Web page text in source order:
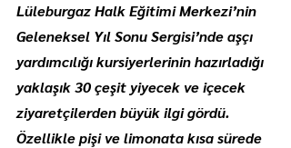
Lüleburgaz Halk Eğitimi Merkezi’nin
Geleneksel Yıl Sonu Sergisi’nde aşçı
yardımcılığı kursiyerlerinin hazırladığı
yaklaşık 30 çeşit yiyecek ve içecek
ziyaretçilerden büyük ilgi gördü.
Özellikle pişi ve limonata kısa sürede